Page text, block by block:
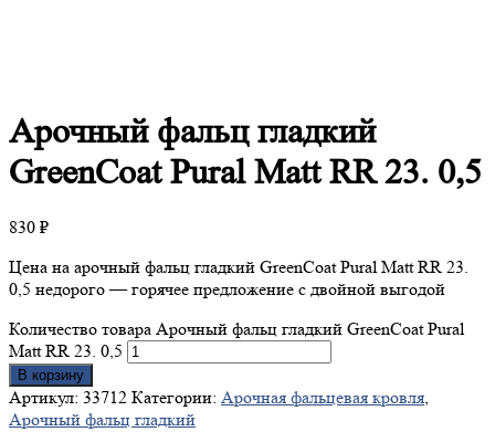
Арочныйфальц гладкий
GreenCoat Pural Matt RR 23. 0,5
830 ₽
Цена на арочный фальц гладкий GreenCoat Pural Matt RR 23.
0,5 недорого — горячее предложение с двойной выгодой
Количество товара Арочный фальц гладкий GreenCoat Pural
Matt RR 23. 0,5
В корзину
Артикул: 33712 Категории: Арочная фальцевая кровля,
Арочный фальц гладкий